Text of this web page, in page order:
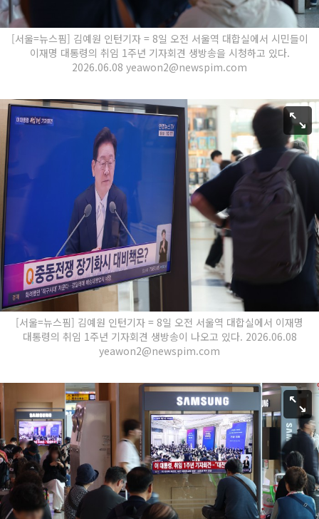
[서울=뉴스핌] 김예원 인턴기자 = 8일 오전 서울역 대합실에서 시민들이
이재명 대통령의 취임 1주년 기자회견 생방송을 시청하고 있다.
2026.06.08 yeawon2@newspim.com
[서울=뉴스핌] 김예원 인턴기자 = 8일 오전 서울역 대합실에서 이재명
대통령의 취임 1주년 기자회견 생방송이 나오고 있다. 2026.06.08
yeawon2@newspim.com